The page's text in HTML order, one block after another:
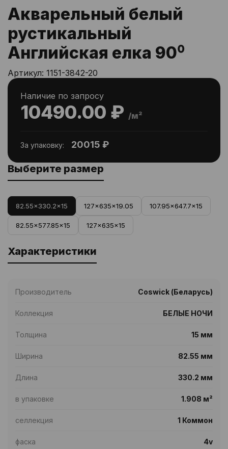
Акварельный белый
рустикальный
Английская елка 90⁰
Артикул: 1151-3842-20
10490.00 ₽ /м²
Наличие по запросу
За упаковку: 20015 ₽
Выберите размер
82.55x330.2x15 127x635x19.05 107.95x647.7x15
82.55x577.85x15 127x635x15
Характеристики
Производитель Coswick (Беларусь)
Коллекция БЕЛЫЕ НОЧИ
Толщина 15 мм
Ширина 82.55 мм
Длина 330.2 мм
в упаковке 1.908 м²
селлекция 1 Коммон
фаска 4v